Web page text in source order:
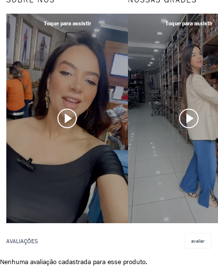
avaliar
Nenhuma avaliação cadastrada para esse produto.